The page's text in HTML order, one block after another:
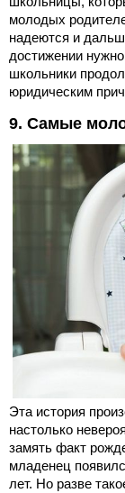
молодых
надеются и
достижении
школьники
юридическим
9. Самые
Эта история
настолько
замять факт
младенец
лет. Но разве